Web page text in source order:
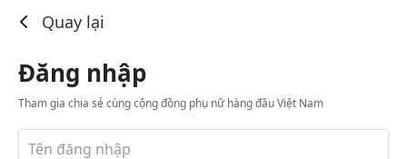
Quay lại
Đăng nhập
Tham gia chia sẻ cùng cộng đồng phụ nữ hàng đầu Việt Nam